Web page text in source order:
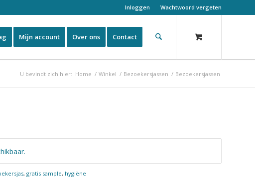
Inloggen Wachtwoord vergeten
Mijn account Over ons Contact
U bevindt zich hier: Home / Winkel / Bezoekersjassen / Bezoekersjassen
,gratis sample, hygiëne